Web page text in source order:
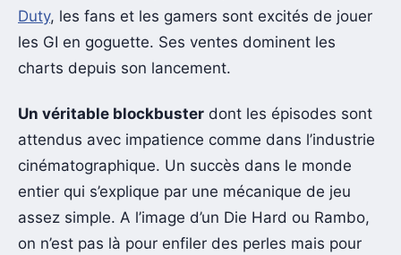
Duty, les fans et les gamers sont excités de jouer
les GI en goguette. Ses ventes dominent les
charts depuis son lancement.
Un véritable blockbuster dont les épisodes sont
attendus avec impatience comme dans l’industrie
cinématographique. Un succès dans le monde
entier qui s’explique par une mécanique de jeu
assez simple. A l’image d’un Die Hard ou Rambo,
on n’est pas là pour enfiler des perles mais pour